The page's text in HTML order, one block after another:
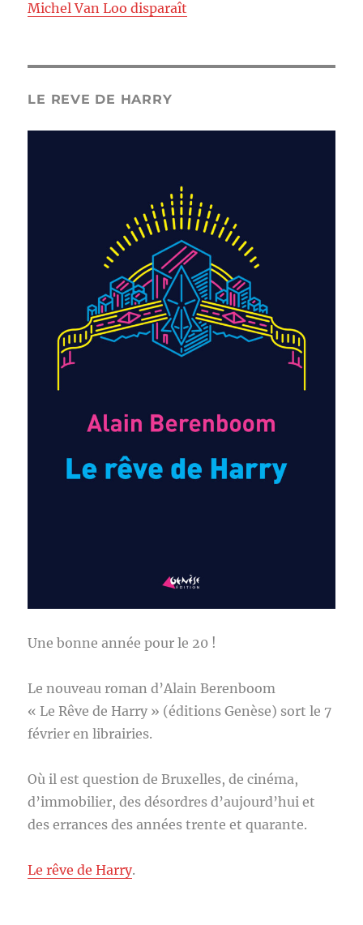
Michel Van Loo disparaît
LE REVE DE HARRY
Une bonne année pour le 20 !
Le nouveau roman d’Alain Berenboom
« Le Rêve de Harry » (éditions Genèse) sort le 7
février en librairies.
Où il est question de Bruxelles, de cinéma,
d’immobilier, des désordres d’aujourd’hui et
des errances des années trente et quarante.
Le rêve de Harry.